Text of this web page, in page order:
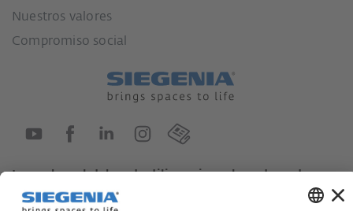
Nuestros valores
Compromiso social
Ley sobre el deber de diligencia en la cadena de
suministro